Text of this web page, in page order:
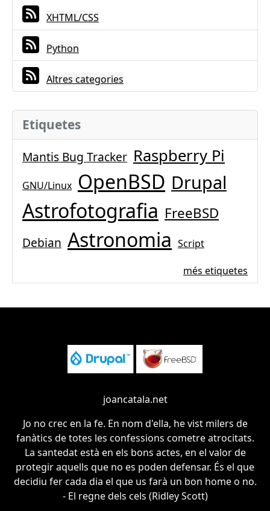
XHTML/CSS
Python
Altres categories
Etiquetes
Mantis Bug Tracker Raspberry Pi
GNU/Linux OpenBSD Drupal
Astrofotografia FreeBSD
Debian Astronomia Script
més etiquetes
joancatala.net
Jo no crec en la fe. En nom d'ella, he vist milers de
fanàtics de totes les confessions cometre atrocitats.
La santedat està en els bons actes, en el valor de
protegir aquells que no es poden defensar. És el que
decidiu fer cada dia el que us farà un bon home o no.
- El regne dels cels (Ridley Scott)